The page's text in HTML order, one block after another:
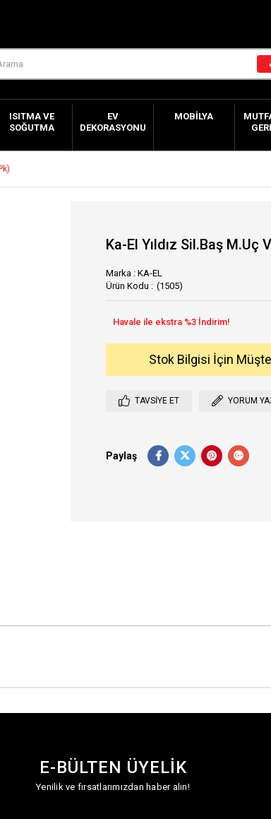
ISITMA VE
SOĞUTMA
EV
DEKORASYONU
MOBILYA
Ka-El Yıldız Sil.Baş M.Uç
Marka : KA-EL
(1505)
Stok Bilgisi İçin
TAVSIYE ET YORUM
Paylaş
E-BÜLTEN ÜYELİK
Yenilik ve fırsatlarımızdan haber alın!